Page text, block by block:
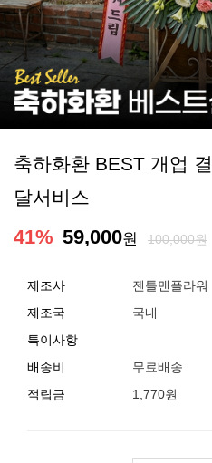
축하화환 BEST 개업
달서비스
41% 59,000원 100,000원
제조사
젠틀맨플라워
제조국
국내
특이사항
배송비
무료배송
적립금
1,770원